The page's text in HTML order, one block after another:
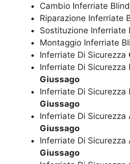
Cambio Inferriate
Riparazione Inferriate
Sostituzione Inferriate
Montaggio Inferriate
Inferriate Di Sicurezza
Inferriate Di Sicurezza
Giussago
Inferriate Di Sicurezza
Giussago
Inferriate Di Sicurezza
Giussago
Inferriate Di Sicurezza
Giussago